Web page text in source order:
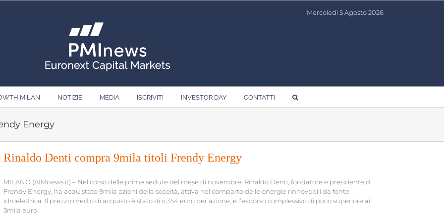
Mercoledì 5 Agosto 2026
MILAN NOTIZIE MEDIA ISCRIVITI INVESTOR DAY CONTATTI
Energy
Rinaldo Denti compra 9mila titoli Frendy Energy
MILANO (AIMnews.it) – Nel corso delle prime sedute del mese di novembre, Rinaldo Denti, fondatore e presidente di
Frendy Energy, ha acquistato 9mila azioni della soceità, attiva nel comparto delle energie rinnovabili da fonte
idroelettrica. Il prezzo medio di acquisto è stato di o,354 euro per azione, e l’esborso complessivo di poco superiore ai
3mila euro.